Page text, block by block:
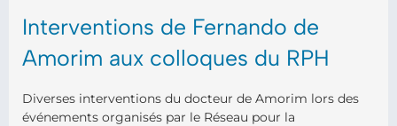
Interventions de Fernando de
Amorim aux colloques du RPH
Diverses interventions du docteur de Amorim lors des
événements organisés par le Réseau pour la